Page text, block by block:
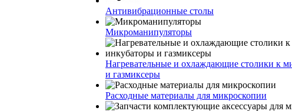
Антивибрационные столы
Микроманипуляторы
Нагревательные и охлаждающие столики к
и газмиксеры
Расходные материалы для микроскопии